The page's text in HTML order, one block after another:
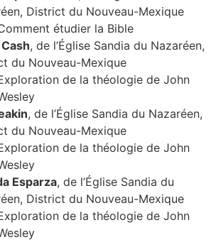
District du Nouveau-Mexique
étudier la Bible
, de l’Église Sandia du Nazaréen,
du Nouveau-Mexique
de la théologie de John
, de l’Église Sandia du Nazaréen,
du Nouveau-Mexique
de la théologie de John
Esparza, de l’Église Sandia du
District du Nouveau-Mexique
de la théologie de John